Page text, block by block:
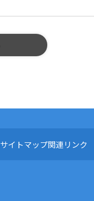
サイトマップ関連リンク